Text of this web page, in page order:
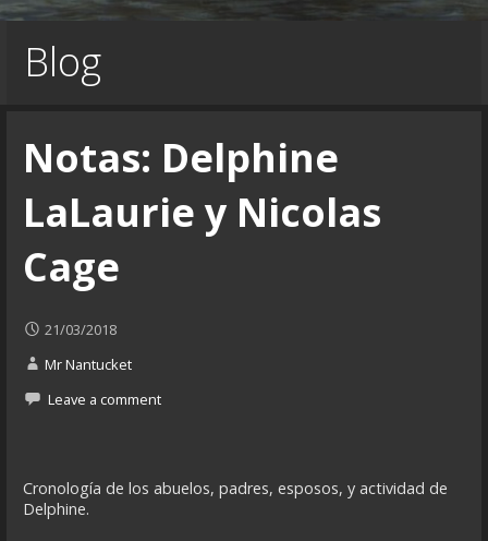
Blog
Notas: Delphine
LaLaurie y Nicolas
Cage
21/03/2018
Mr Nantucket
Leave a comment
Cronología de los abuelos, padres, esposos, y actividad de
Delphine.